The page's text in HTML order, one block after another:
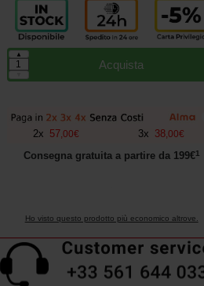
Acquista
▲
2x 57 ,00€ 3x 38, 00€
Consegna gratuita a partire da 199€1
Ho visto questo prodotto più economico altrove.